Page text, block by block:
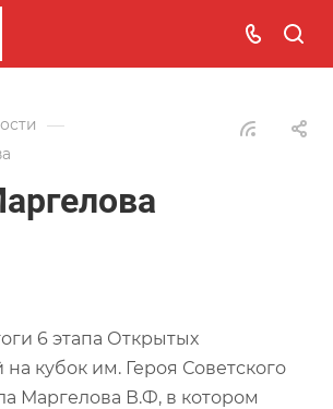
—
6 этапа Открытых
кубок им. Героя Советского
Маргелова В.Ф, в котором